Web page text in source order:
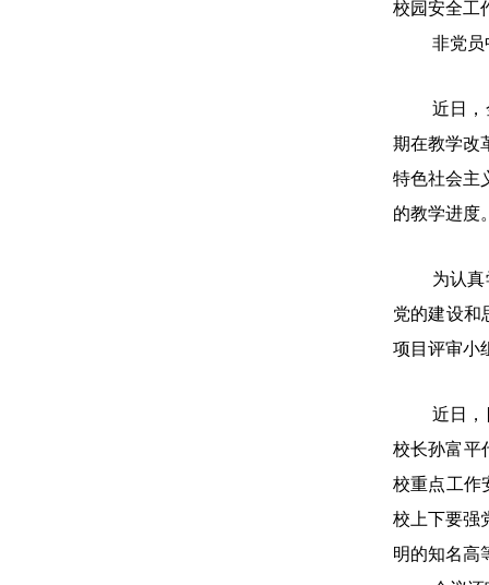
校园安全工
非党
近日
期在教学改
特色社会主
的教学进度
为认
党的建设和
项目评审小
近日
校长孙富平
校重点工作
校上下要强
明的知名高